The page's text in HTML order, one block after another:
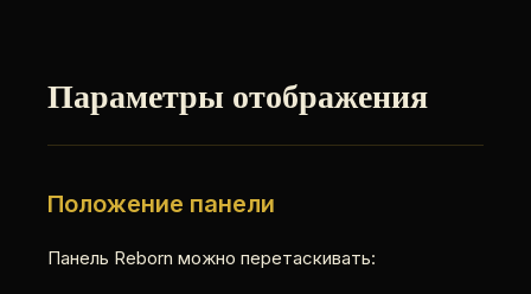
Параметры отображения
Положение панели
Панель Reborn можно перетаскивать: